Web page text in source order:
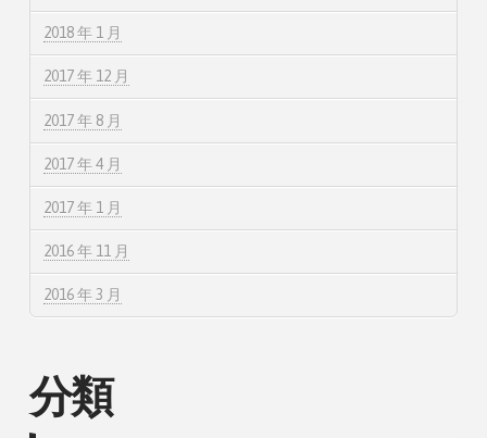
2018 年 1 月
2017 年 12 月
2017 年 8 月
2017 年 4 月
2017 年 1 月
2016 年 11 月
2016 年 3 月
分類